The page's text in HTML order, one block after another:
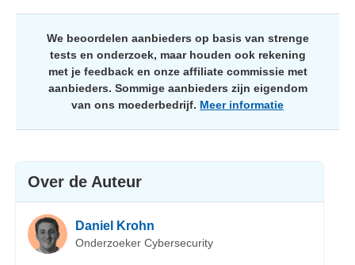
We beoordelen aanbieders op basis van strenge
tests en onderzoek, maar houden ook rekening
met je feedback en onze affiliate commissie met
aanbieders. Sommige aanbieders zijn eigendom
van ons moederbedrijf. Meer informatie
Over de Auteur
Daniel Krohn
Onderzoeker Cybersecurity